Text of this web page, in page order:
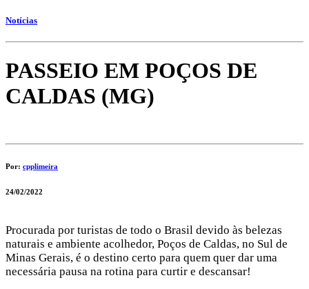
Notícias
PASSEIO EM POÇOS DE
CALDAS (MG)
Por: cpplimeira
24/02/2022
Procurada por turistas de todo o Brasil devido às belezas
naturais e ambiente acolhedor, Poços de Caldas, no Sul de
Minas Gerais, é o destino certo para quem quer dar uma
necessária pausa na rotina para curtir e descansar!